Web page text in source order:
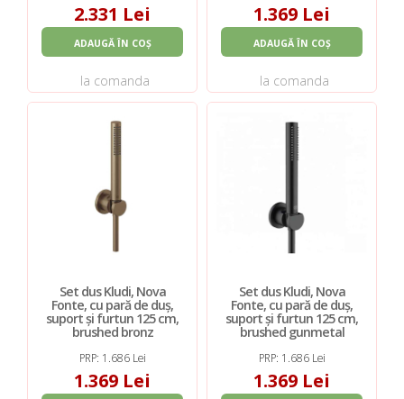
2.331 Lei
ADAUGĂ ÎN COȘ
la comanda
1.369 Lei
ADAUGĂ ÎN COȘ
la comanda
Set dus Kludi, Nova
Fonte, cu pară de duș,
suport și furtun 125 cm,
brushed bronz
PRP: 1.686 Lei
1.369 Lei
Set dus Kludi, Nova
Fonte, cu pară de duș,
suport și furtun 125 cm,
brushed gunmetal
PRP: 1.686 Lei
1.369 Lei